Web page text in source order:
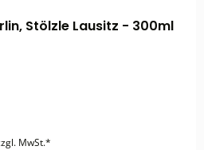
Stölzle Lausitz - 300ml
MwSt.*